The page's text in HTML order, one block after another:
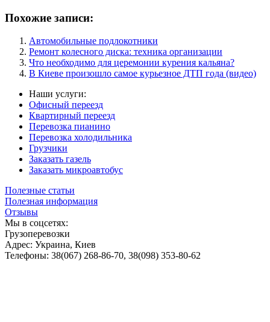
Похожие записи:
Автомобильные подлокотники
Ремонт колесного диска: техника организации
Что необходимо для церемонии курения кальяна?
В Киеве произошло самое курьезное ДТП года (видео)
Наши услуги:
Офисный переезд
Квартирный переезд
Перевозка пианино
Перевозка холодильника
Грузчики
Заказать газель
Заказать микроавтобус
Полезные статьи
Полезная информация
Отзывы
Мы в соцсетях:
Грузоперевозки
Адрес: Украина, Киев
Телефоны: 38(067) 268-86-70, 38(098) 353-80-62